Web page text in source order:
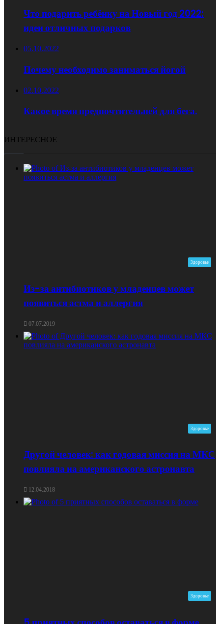
Что подарить ребёнку на Новый год 2022:
идеи отличных подарков
05.10.2022
Почему необходимо заниматься йогой
02.10.2022
Какое время предпочтительней для бега.
ИНТЕРЕСНОЕ
Здоровье
Из-за антибиотиков у младенцев может
появиться астма и аллергия
07.07.2019
Здоровье
Другой человек: как годовая миссия на МКС
повлияла на американского астронавта
12.04.2018
Здоровье